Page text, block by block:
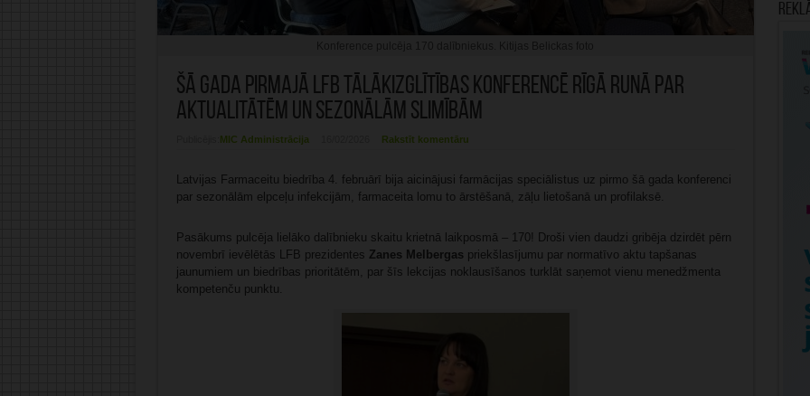
Šā gada pirmajā LFB tālākizglītības konferencē Rīgā runā par
aktualitātēm un sezonālām slimībām
MIC Administrācija Rakstīt komentāru
Latvijas Farmaceitu biedrība 4. februārī bija aicinājusi farmācijas speciālistus uz pirmo šā gada konferenci
par sezonālām elpceļu infekcijām, farmaceita lomu to ārstēšanā, zāļu lietošanā un profilaksē.
Pasākums pulcēja lielāko dalībnieku skaitu krietnā laikposmā – 170! Droši vien daudzi gribēja dzirdēt pērn
novembrī ievēlētās LFB prezidentes Zanes Melbergas priekšlasījumu par normatīvo aktu tapšanas
jaunumiem un biedrības prioritātēm, par šīs lekcijas noklausīšanos turklāt saņemot vienu menedžmenta
kompetenču punktu.